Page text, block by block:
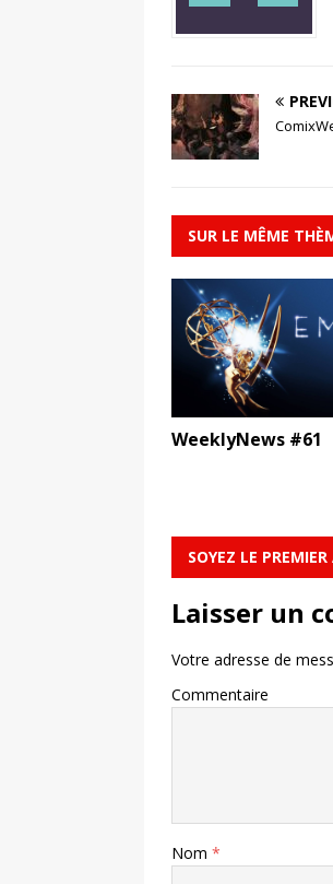
SUR LE MÊME
WeeklyNews #61
SOYEZ LE
Laisser un
Votre adresse de
Commentaire
Nom *